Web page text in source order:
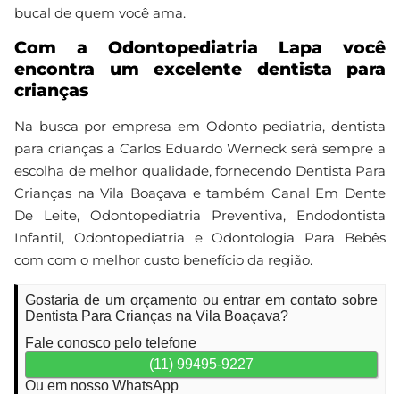
bucal de quem você ama.
Com a Odontopediatria Lapa você
encontra um excelente dentista para
crianças
Na busca por empresa em Odonto pediatria, dentista
para crianças a Carlos Eduardo Werneck será sempre a
escolha de melhor qualidade, fornecendo Dentista Para
Crianças na Vila Boaçava e também Canal Em Dente
De Leite, Odontopediatria Preventiva, Endodontista
Infantil, Odontopediatria e Odontologia Para Bebês
com com o melhor custo benefício da região.
Gostaria de um orçamento ou entrar em contato sobre
Dentista Para Crianças na Vila Boaçava?
Fale conosco pelo telefone
(11) 99495-9227
Ou em nosso WhatsApp